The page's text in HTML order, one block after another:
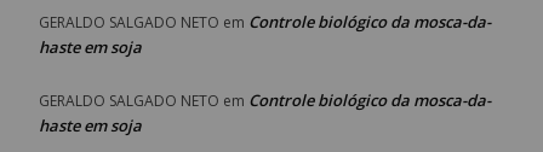
GERALDO SALGADO NETO em Controle biológico da mosca-da-
haste em soja
GERALDO SALGADO NETO em Controle biológico da mosca-da-
haste em soja